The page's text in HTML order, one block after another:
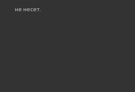
не несет.